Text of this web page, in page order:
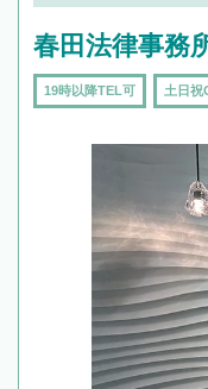
春田法律事務
19時以降TEL可 土日祝